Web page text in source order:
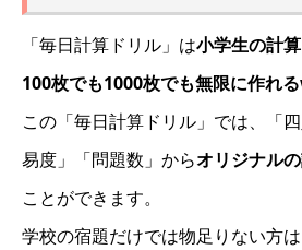
「毎日計算ドリル」は小学生の計
100枚でも1000枚でも無限に作れ
この「毎日計算ドリル」では、「
易度」「問題数」からオリジナル
ことができます。
学校の宿題だけでは物足りない方